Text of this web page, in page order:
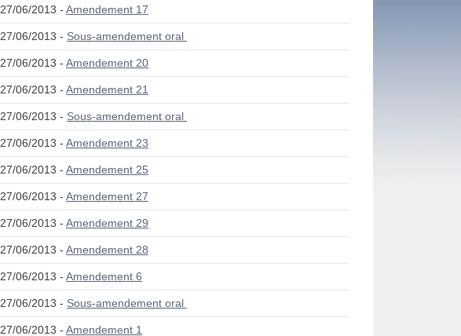
27/06/2013 - Amendement 17
27/06/2013 - Sous-amendement oral
27/06/2013 - Amendement 20
27/06/2013 - Amendement 21
27/06/2013 - Sous-amendement oral
27/06/2013 - Amendement 23
27/06/2013 - Amendement 25
27/06/2013 - Amendement 27
27/06/2013 - Amendement 29
27/06/2013 - Amendement 28
27/06/2013 - Amendement 6
27/06/2013 - Sous-amendement oral
27/06/2013 - Amendement 1